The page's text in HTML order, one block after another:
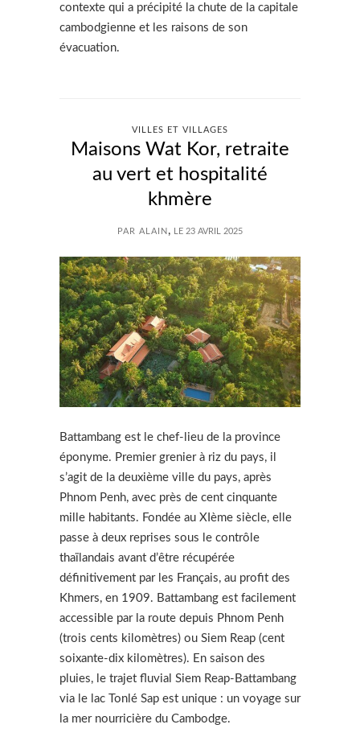
contexte qui a précipité la chute de la capitale
cambodgienne et les raisons de son
évacuation.
VILLES ET VILLAGES
Maisons Wat Kor, retraite
au vert et hospitalité
khmère
PAR ALAIN , LE 23 AVRIL 2025
Battambang est le chef-lieu de la province
éponyme. Premier grenier à riz du pays, il
s’agit de la deuxième ville du pays, après
Phnom Penh, avec près de cent cinquante
mille habitants. Fondée au XIème siècle, elle
passe à deux reprises sous le contrôle
thaïlandais avant d’être récupérée
définitivement par les Français, au profit des
Khmers, en 1909. Battambang est facilement
accessible par la route depuis Phnom Penh
(trois cents kilomètres) ou Siem Reap (cent
soixante-dix kilomètres). En saison des
pluies, le trajet fluvial Siem Reap-Battambang
via le lac Tonlé Sap est unique : un voyage sur
la mer nourricière du Cambodge.